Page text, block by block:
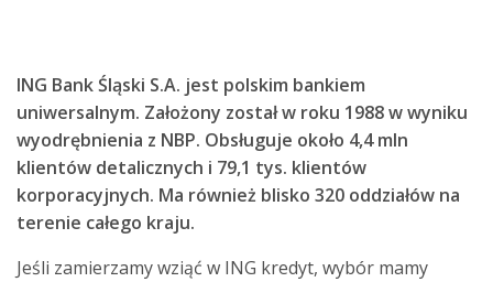
ING Bank Śląski S.A. jest polskim bankiem
uniwersalnym. Założony został w roku 1988 w wyniku
wyodrębnienia z NBP. Obsługuje około 4,4 mln
klientów detalicznych i 79,1 tys. klientów
korporacyjnych. Ma również blisko 320 oddziałów na
terenie całego kraju.
Jeśli zamierzamy wziąć w ING kredyt, wybór mamy